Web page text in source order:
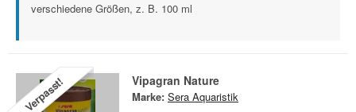
verschiedene Größen, z. B. 100 ml
Verpasst! Vipagran Nature
Marke: Sera Aquaristik